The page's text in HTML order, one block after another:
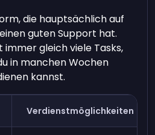
die hauptsächlich auf
guten Support hat.
gleich viele Tasks,
in manchen Wochen
kannst.
Verdienstmöglichkeiten